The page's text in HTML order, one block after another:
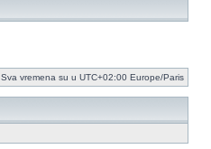
Sva vremena su u UTC+02:00 Europe/Paris